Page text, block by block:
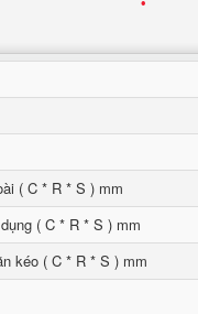
( C * R * S ) mm
( C * R * S ) mm
kéo ( C * R * S ) mm